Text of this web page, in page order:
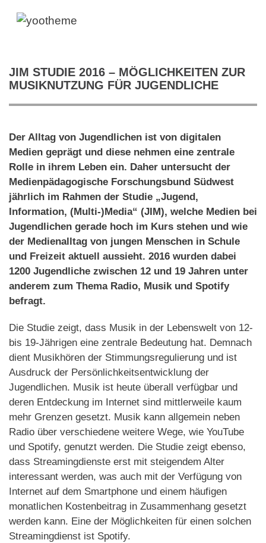
JIM STUDIE 2016 – MÖGLICHKEITEN ZUR
MUSIKNUTZUNG FÜR JUGENDLICHE
Der Alltag von Jugendlichen ist von digitalen
Medien geprägt und diese nehmen eine zentrale
Rolle in ihrem Leben ein. Daher untersucht der
Medienpädagogische Forschungsbund Südwest
jährlich im Rahmen der Studie „Jugend,
Information, (Multi-)Media“ (JIM), welche Medien bei
Jugendlichen gerade hoch im Kurs stehen und wie
der Medienalltag von jungen Menschen in Schule
und Freizeit aktuell aussieht. 2016 wurden dabei
1200 Jugendliche zwischen 12 und 19 Jahren unter
anderem zum Thema Radio, Musik und Spotify
befragt.
Die Studie zeigt, dass Musik in der Lebenswelt von 12-
bis 19-Jährigen eine zentrale Bedeutung hat. Demnach
dient Musikhören der Stimmungsregulierung und ist
Ausdruck der Persönlichkeitsentwicklung der
Jugendlichen. Musik ist heute überall verfügbar und
deren Entdeckung im Internet sind mittlerweile kaum
mehr Grenzen gesetzt. Musik kann allgemein neben
Radio über verschiedene weitere Wege, wie YouTube
und Spotify, genutzt werden. Die Studie zeigt ebenso,
dass Streamingdienste erst mit steigendem Alter
interessant werden, was auch mit der Verfügung von
Internet auf dem Smartphone und einem häufigen
monatlichen Kostenbeitrag in Zusammenhang gesetzt
werden kann. Eine der Möglichkeiten für einen solchen
Streamingdienst ist Spotify.